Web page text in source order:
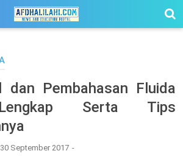
dan Pembahasan Fluida
Serta Tips
September 2017